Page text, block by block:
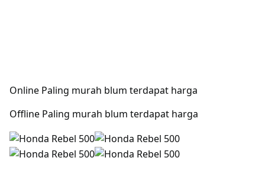
Online Paling murah blum terdapat harga
Offline Paling murah blum terdapat harga